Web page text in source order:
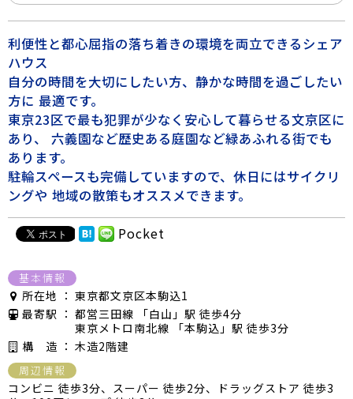
利便性と都心屈指の落ち着きの環境を両立できるシェア
ハウス
自分の時間を大切にしたい方、静かな時間を過ごしたい
方に 最適です。
東京23区で最も犯罪が少なく安心して暮らせる文京区に
あり、 六義園など歴史ある庭園など緑あふれる街でも
あります。
駐輪スペースも完備していますので、休日にはサイクリ
ングや 地域の散策もオススメできます。
Pocket
基本情報
所在地 ： 東京都文京区本駒込1
最寄駅 ： 都営三田線 「白山」駅 徒歩4分
東京メトロ南北線 「本駒込」駅 徒歩3分
構 造 ： 木造2階建
周辺情報
コンビニ 徒歩3分、スーパー 徒歩2分、ドラッグストア 徒歩3